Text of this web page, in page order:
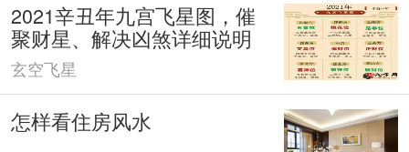
2021辛丑年九宫飞星图，催
聚财星、解决凶煞详细说明
玄空飞星
怎样看住房风水